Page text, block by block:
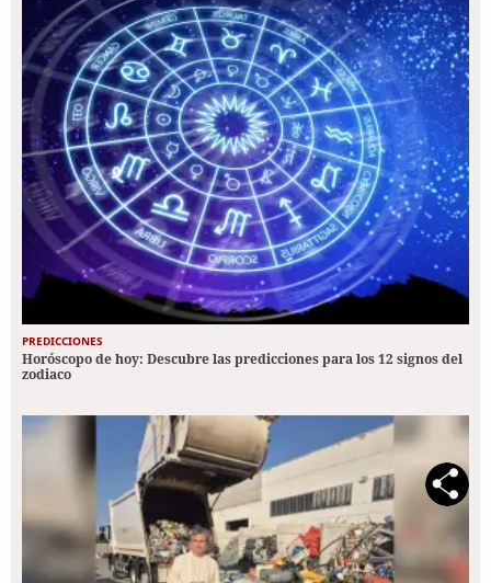
PREDICCIONES
Horóscopo de hoy: Descubre las predicciones para los 12 signos del
zodiaco